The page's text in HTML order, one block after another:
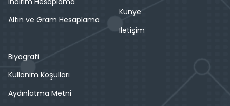
Altın ve Gram Hesaplama
Künye
İletişim
Biyografi
Kullanım Koşulları
Aydınlatma Metni